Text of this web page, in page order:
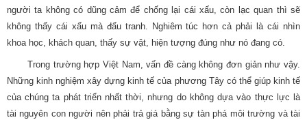
người ta không có dũng cảm để chống lại cái xấu, còn lạc quan thì sẽ
không thấy cái xấu mà đấu tranh. Nghiêm túc hơn cả phải là cái nhìn
khoa học, khách quan, thấy sự vật, hiện tượng đúng như nó đang có.
Trong trường hợp Việt Nam, vấn đề càng không đơn giản như vậy.
Những kinh nghiệm xây dựng kinh tế của phương Tây có thể giúp kinh tế
của chúng ta phát triển nhất thời, nhưng do không dựa vào thực lực là
tài nguyên con người nên phải trả giá bằng sự tàn phá môi trường và tài